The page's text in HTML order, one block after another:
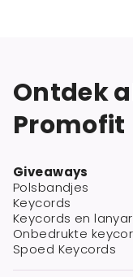
Ontdek
Promofit
Giveaways
Polsbandjes
Keycords
Keycords en
Onbedrukte
Spoed Keycords